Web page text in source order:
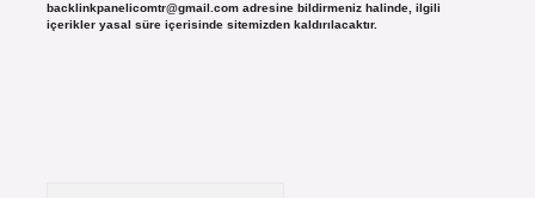
backlinkpanelicomtr@gmail.comadresine bildirmeniz halinde, ilgili
içerikler yasal süre içerisinde sitemizden kaldırılacaktır.